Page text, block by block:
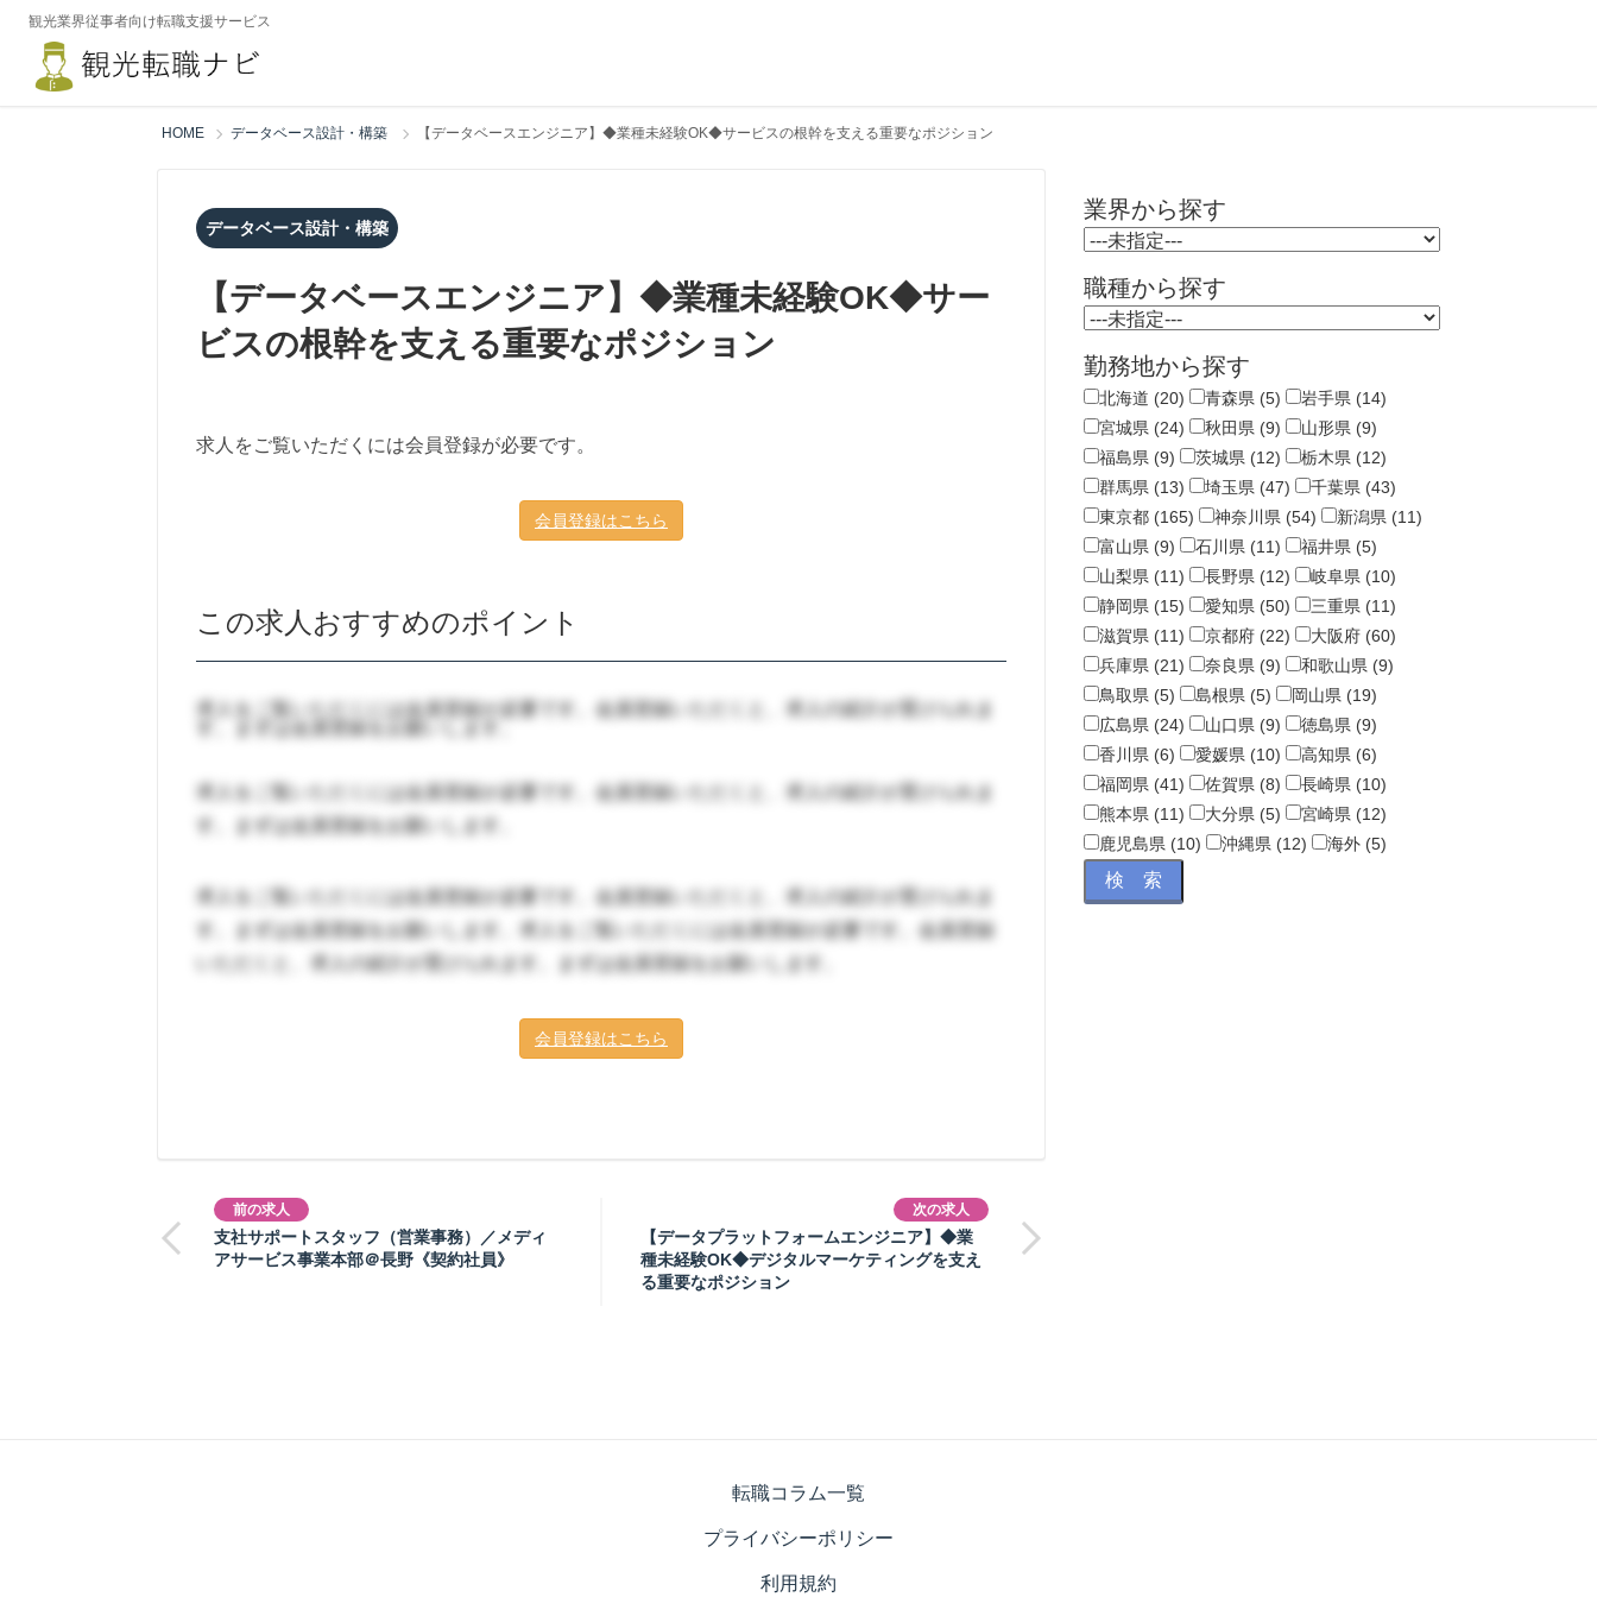
観光業界従事者向け転職支援サービス
HOME データベース設計・構築 【データベースエンジニア】◆業種未経験OK◆サービスの根幹を支える重要なポジション
データベース設計・構築
【データベースエンジニア】◆業種未経験OK◆サー
ビスの根幹を支える重要なポジション
求人をご覧いただくには会員登録が必要です。
会員登録はこちら
この求人おすすめのポイント
求人をご覧いただくには会員登録が必要です。会員登録いただくと、求人の紹介が受けられま
す。まずは会員登録をお願いします。
求人をご覧いただくには会員登録が必要です。会員登録いただくと、求人の紹介が受けられま
す。まずは会員登録をお願いします。
求人をご覧いただくには会員登録が必要です。会員登録いただくと、求人の紹介が受けられま
す。まずは会員登録をお願いします。求人をご覧いただくには会員登録が必要です。会員登録
いただくと、求人の紹介が受けられます。まずは会員登録をお願いします。
会員登録はこちら
前の求人
支社サポートスタッフ（営業事務）／メディ
アサービス事業本部＠長野《契約社員》
次の求人
【データプラットフォームエンジニア】◆業
種未経験OK◆デジタルマーケティングを支え
る重要なポジション
業界から探す
職種から探す
勤務地から探す
北海道 (20) 青森県 (5)
岩手県 (14)
宮城県 (24)
秋田県 (9)
山形県 (9)
福島県 (9)
茨城県 (12)
栃木県 (12)
群馬県 (13)
埼玉県 (47)
千葉県 (43)
東京都 (165)
神奈川県 (54)
新潟県 (11)
富山県 (9)
石川県 (11)
福井県 (5)
山梨県 (11)
長野県 (12)
岐阜県 (10)
静岡県 (15)
愛知県 (50)
三重県 (11)
滋賀県 (11)
京都府 (22)
大阪府 (60)
兵庫県 (21)
奈良県 (9)
和歌山県 (9)
鳥取県 (5)
島根県 (5)
岡山県 (19)
広島県 (24)
山口県 (9)
徳島県 (9)
香川県 (6)
愛媛県 (10)
高知県 (6)
福岡県 (41)
佐賀県 (8)
長崎県 (10)
熊本県 (11)
大分県 (5)
宮崎県 (12)
鹿児島県 (10)
沖縄県 (12) 海外 (5)
転職コラム一覧
プライバシーポリシー
利用規約